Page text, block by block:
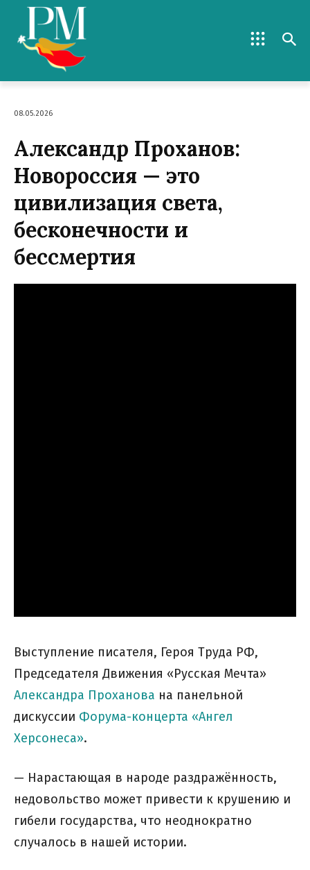
08.05.2026
Александр Проханов:
Новороссия — это
цивилизация света,
бесконечности и
бессмертия
Выступление писателя, Героя Труда РФ,
Председателя Движения «Русская Мечта»
Александра Проханова на панельной
дискуссии Форума-концерта «Ангел
Херсонеса».
— Нарастающая в народе раздражённость,
недовольство может привести к крушению и
гибели государства, что неоднократно
случалось в нашей истории.